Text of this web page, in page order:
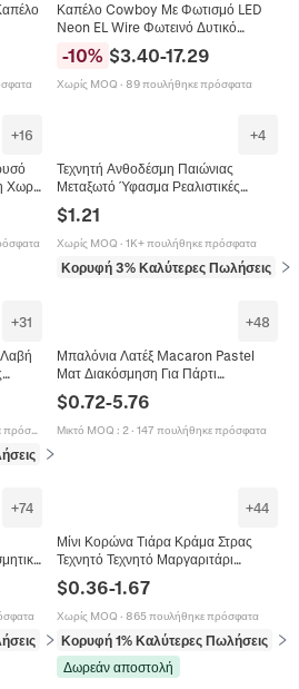
Καπέλο Cowboy Με Φωτισμό LED
Neon EL Wire Φωτεινό Δυτικό
Καπέλο Για Καρναβάλι Πάρτι
Halloween Φεστιβάλ Μουσικής
-10% $3.40-17.29
Χωρίς MOQ · 89 πουλήθηκε πρόσφατα
+16
Χωρίς
+4
Τεχνητή Ανθοδέσμη Παιώνιας
Μεταξωτό Ύφασμα Ρεαλιστικές
Παιώνιες Διακόσμηση Σπιτιού Γάμος
Πάρτι Αξεσουάρ Φωτογραφίας
$1.21
Χωρίς MOQ · 1K+ πουλήθηκε πρόσφατα
Κορυφή 3% Καλύτερες Πωλήσεις σε
+31
38K+ πουλήθηκε πρόσφατα
σε Μπομπονιέρες και δώρα
+48
Μπαλόνια Λατέξ Macaron Pastel
Ματ Διακόσμηση Για Πάρτι
Γενεθλίων Γάμο Επέτειο Baby
Shower Γιορτή Διάφορα Μεγέθη
Κομψά
$0.72-5.76
Μικτό MOQ : 2· 147 πουλήθηκε πρόσφατα
+74
σε Διακόσμηση σπιτιού
+44
Μίνι Κορώνα Τιάρα Κράμα Στρας
Τεχνητό Τεχνητό Μαργαριτάρι
Αξεσουάρ Μαλλιών Πριγκίπισσα
Γενέθλια Διακόσμηση Πάρτι Στολίδι
Τούρτας
$0.36-1.67
Χωρίς MOQ · 865 πουλήθηκε πρόσφατα
Κορυφή 1% Καλύτερες Πωλήσεις
σε
Δωρεάν αποστολή